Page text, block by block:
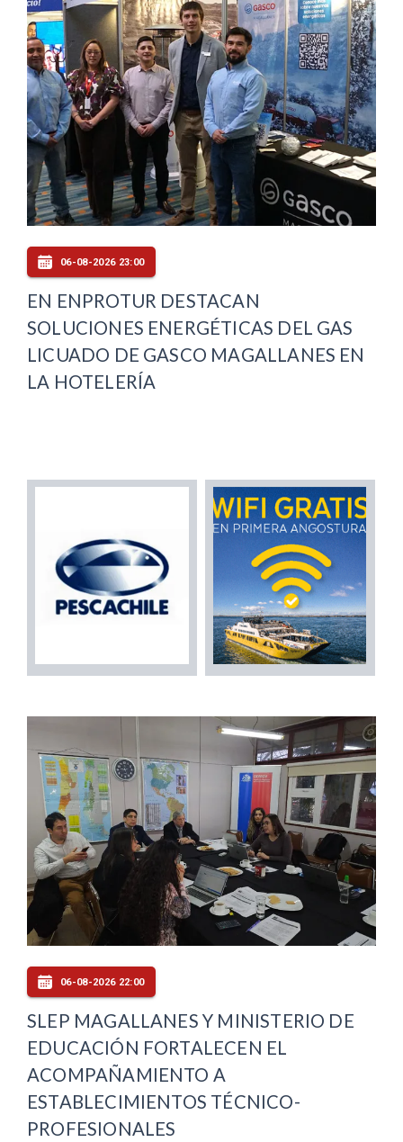
06-08-2026 23:00
EN ENPROTUR DESTACAN
SOLUCIONES ENERGÉTICAS DEL GAS
LICUADO DE GASCO MAGALLANES EN
LA HOTELERÍA
06-08-2026 22:00
SLEP MAGALLANES Y MINISTERIO DE
EDUCACIÓN FORTALECEN EL
ACOMPAÑAMIENTO A
ESTABLECIMIENTOS TÉCNICO-
PROFESIONALES